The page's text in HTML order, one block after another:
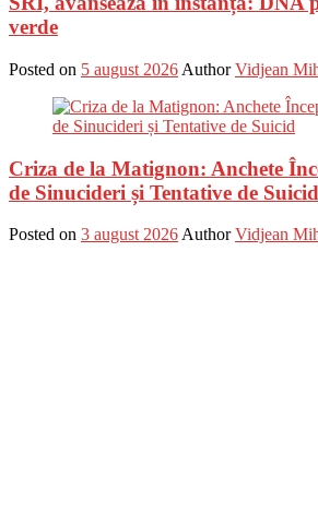
verde
Posted on 5 august 2026 Author Vidjean
Criza de la Matignon: Anchete
de Sinucideri și Tentative de Suicid
Posted on 3 august 2026 Author Vidjean